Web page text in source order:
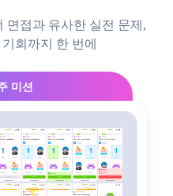
면접과 유사한 실전 문제,
회까지 한 번에
미션